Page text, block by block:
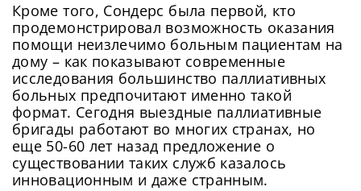
Кроме того, Сондерс была первой, кто
продемонстрировал возможность оказания
помощи неизлечимо больным пациентам на
дому – как показывают современные
исследования большинство паллиативных
больных предпочитают именно такой
формат. Сегодня выездные паллиативные
бригады работают во многих странах, но
еще 50-60 лет назад предложение о
существовании таких служб казалось
инновационным и даже странным.